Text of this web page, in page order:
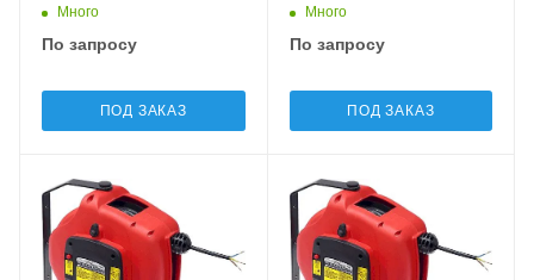
Много
По запросу
ПОД ЗАКАЗ
Много
По запросу
ПОД ЗАКАЗ